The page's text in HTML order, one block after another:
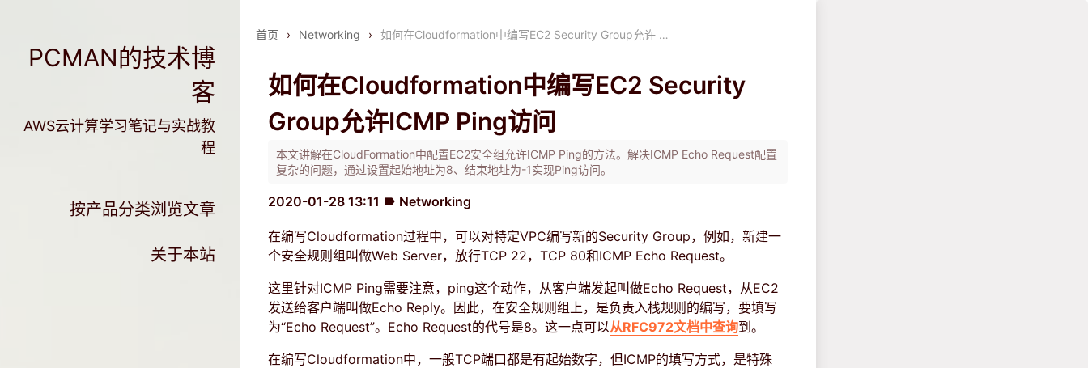
首页 › Networking › 如何在Cloudformation中编写EC2 Security Group允许 …
如何在Cloudformation中编写EC2 Security
Group允许ICMP Ping访问
本文讲解在CloudFormation中配置EC2安全组允许ICMP Ping的方法。解决ICMP Echo Request配置
复杂的问题，通过设置起始地址为8、结束地址为-1实现Ping访问。
2020-01-28 13:11 label Networking
在编写Cloudformation过程中，可以对特定VPC编写新的Security Group，例如，新建一
个安全规则组叫做Web Server，放行TCP 22，TCP 80和ICMP Echo Request。
这里针对ICMP Ping需要注意，ping这个动作，从客户端发起叫做Echo Request，从EC2
发送给客户端叫做Echo Reply。因此，在安全规则组上，是负责入栈规则的编写，要填写
为“Echo Request”。Echo Request的代号是8。这一点可以从RFC972文档中查询到。
在编写Cloudformation中，一般TCP端口都是有起始数字，但ICMP的填写方式，是特殊
PCMAN的技术博
客
AWS云计算学习笔记与实战教
程
按产品分类浏览文章
关于本站